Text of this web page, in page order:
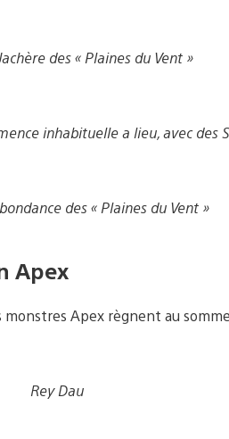
des « Plaines du Vent »
inhabituelle a lieu, avec
des « Plaines du Vent »
Apex
Apex règnent au
Rey Dau